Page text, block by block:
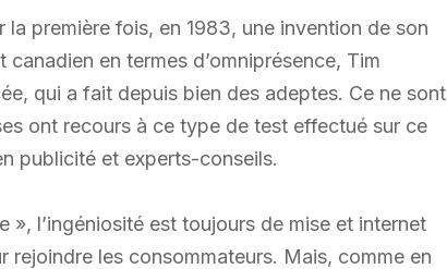
première fois, en 1983, une invention de son
en termes d’omniprésence, Tim
qui a fait depuis bien des adeptes. Ce ne sont
ont recours à ce type de test effectué sur ce
publicité et experts-conseils.
», l’ingéniosité est toujours de mise et internet
rejoindre les consommateurs. Mais, comme en